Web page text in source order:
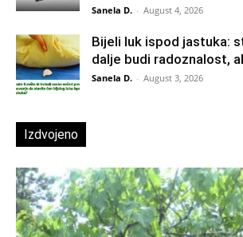
Sanela D. - August 4, 2026
Bijeli luk ispod jastuka:
dalje budi radoznalost,
Sanela D. - August 3, 2026
Izdvojeno